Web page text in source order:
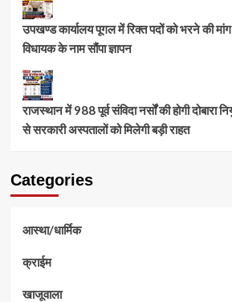
उपखण्ड कार्यालय पूगल में रिक्त पदों को भरने की
विधायक के नाम सौंपा ज्ञापन
राजस्थान में 988 पूर्व संविदा नर्सों की होगी दोबारा
से सरकारी अस्पतालों को मिलेगी बड़ी राहत
Categories
आस्था/धार्मिक
क्राईम
खाजूवाला